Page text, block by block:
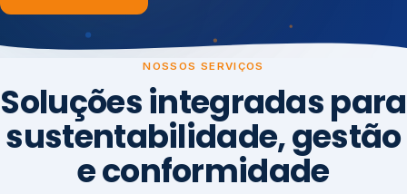
NOSSOS SERVIÇOS
Soluções integradas para
sustentabilidade, gestão
e conformidade